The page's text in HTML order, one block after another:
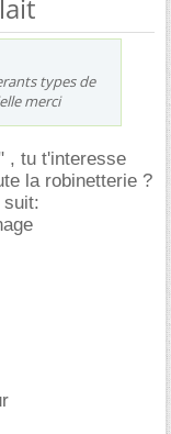
types de
merci
, tu t'interesse
la robinetterie ?
suit: